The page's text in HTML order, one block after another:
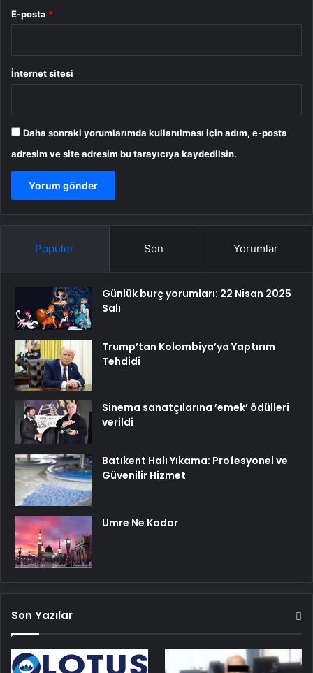
E-posta *
İnternet sitesi
Daha sonraki yorumlarımda kullanılması için adım, e-posta
adresim ve site adresim bu tarayıcıya kaydedilsin.
Popüler Son Yorumlar
Günlük burç yorumları: 22 Nisan 2025
Salı
Trump’tan Kolombiya’ya Yaptırım
Tehdidi
Sinema sanatçılarına ’emek’ ödülleri
verildi
Batıkent Halı Yıkama: Profesyonel ve
Güvenilir Hizmet
Umre Ne Kadar
Son Yazılar